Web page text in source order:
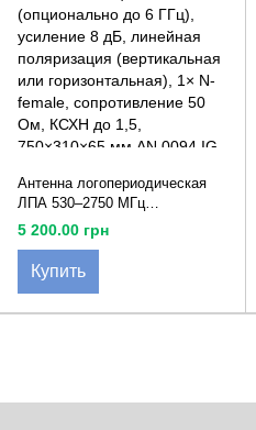
Антенна логопериодическая
ЛПА 530–2750 МГц
(опционально до 6 ГГц),
усиление 8 дБ, линейная
поляризация (вертикальная
или горизонтальная), 1× N-
5 200.00 грн
Купить